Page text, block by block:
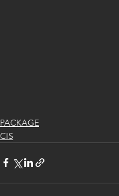
PACKAGE
CIS